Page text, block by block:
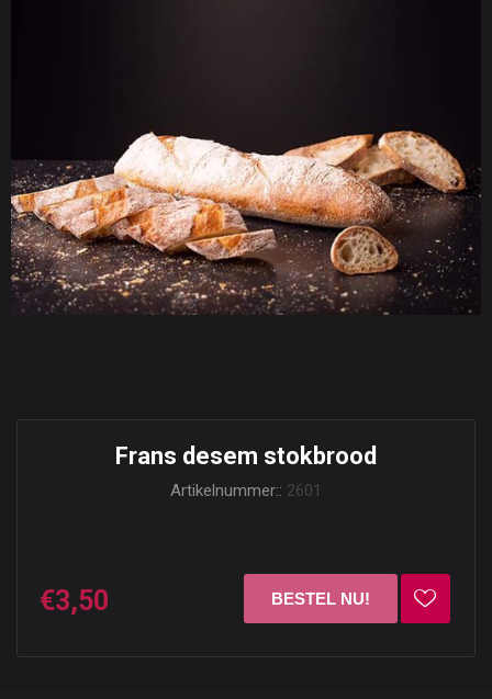
Frans desem stokbrood
Artikelnummer:: 2601
€3,50